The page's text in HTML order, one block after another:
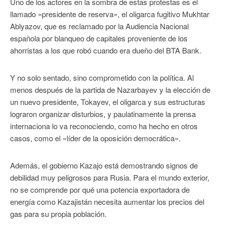
llamado «presidente de reserva», el oligarca fugitivo Mukhtar
Ablyazov, que es reclamado por la Audiencia Nacional
española por blanqueo de capitales proveniente de los
ahorristas a los que robó cuando era dueño del BTA Bank.
Y no solo sentado, sino comprometido con la política. Al
menos después de la partida de Nazarbayev y la elección de
un nuevo presidente, Tokayev, el oligarca y sus estructuras
lograron organizar disturbios, y paulatinamente la prensa
internaciona lo va reconociendo, como ha hecho en otros
casos, como el «líder de la oposición democrática».
Además, el gobierno Kazajo está demostrando signos de
debilidad muy peligrosos para Rusia. Para el mundo exterior,
no se comprende por qué una potencia exportadora de
energía como Kazajistán necesita aumentar los precios del
gas para su propia población.